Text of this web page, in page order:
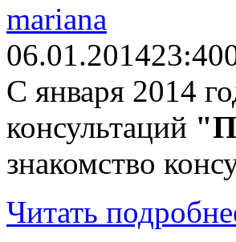
mariana
06.01.201423:40
С января 2014
консультаций
знакомство
Читать